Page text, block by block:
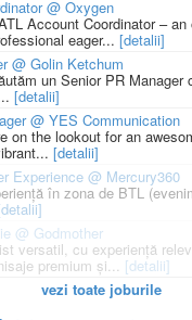
@ Oxygen
Account Coordinator –
eager... [detalii]
@ Golin Ketchum
un Senior PR Manager
[detalii]
@ YES Communication
on the lookout for an
[detalii]
Experience @ Mercury360
în zona de BTL
@ Godmother
versatil, cu experiență
premium și... [detalii]
vezi toate joburile